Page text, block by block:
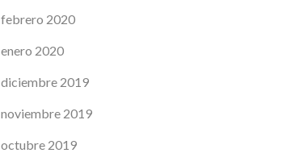
febrero 2020
enero 2020
diciembre 2019
noviembre 2019
octubre 2019